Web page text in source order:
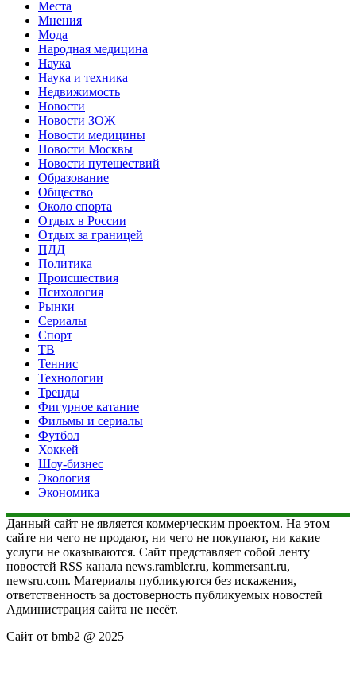
Места
Мнения
Мода
Народная медицина
Наука
Наука и техника
Недвижимость
Новости
Новости ЗОЖ
Новости медицины
Новости Москвы
Новости путешествий
Образование
Общество
Около спорта
Отдых в России
Отдых за границей
ПДД
Политика
Происшествия
Психология
Рынки
Сериалы
Спорт
ТВ
Теннис
Технологии
Тренды
Фигурное катание
Фильмы и сериалы
Футбол
Хоккей
Шоу-бизнес
Экология
Экономика
Данный сайт не является коммерческим проектом. На этом
сайте ни чего не продают, ни чего не покупают, ни какие
услуги не оказываются. Сайт представляет собой ленту
новостей RSS канала news.rambler.ru, kommersant.ru,
newsru.com. Материалы публикуются без искажения,
ответственность за достоверность публикуемых новостей
Администрация сайта не несёт.
Сайт от bmb2 @ 2025